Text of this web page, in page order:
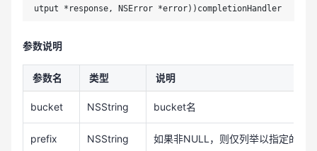
utput *response, NSError *error))completionHandler
参数说明
参数名 类型 说明
bucket NSString bucket名
prefix NSString 如果非NULL，则仅列举以指定的